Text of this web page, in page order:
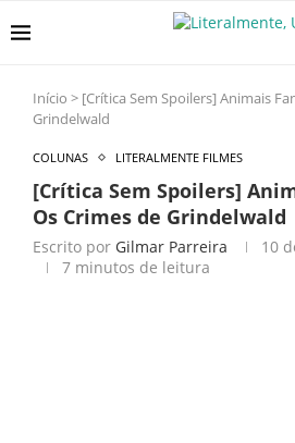
Início > [Crítica Sem Spoilers] Animais
Grindelwald
COLUNAS LITERALMENTE FILMES
[Crítica Sem Spoilers]
Os Crimes de Grindelwald
Escrito por Gilmar Parreira
10
7 minutos de leitura